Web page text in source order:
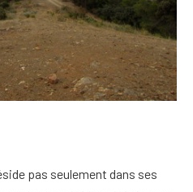
pas seulement dans ses